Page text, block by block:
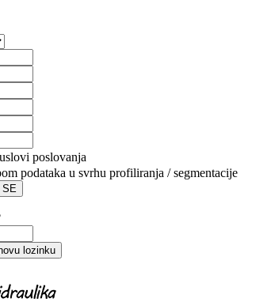
poslovanja
podataka u svrhu profiliranja / segmentacije
SE
lozinku